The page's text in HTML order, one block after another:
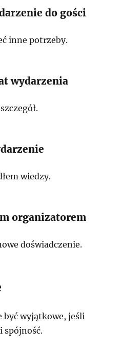
do gości
inne potrzeby.
wydarzenia
wiedzy.
organizatorem
doświadczenie.
być wyjątkowe, jeśli
spójność.